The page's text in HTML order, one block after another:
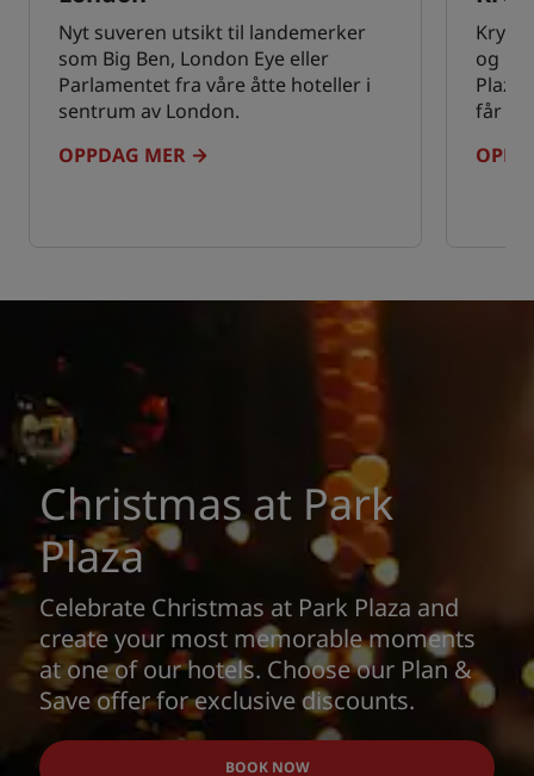
Nyt suveren utsikt til landemerker
som Big Ben, London Eye eller
Parlamentet fra våre åtte hoteller i
sentrum av London.
OPPDAG MER
og
får
Christmas at Park
Plaza
Celebrate Christmas at Park Plaza and
create your most memorable moments
at one of our hotels. Choose our Plan &
Save offer for exclusive discounts.
BOOK NOW